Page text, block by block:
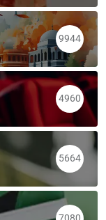
9944
4960
5664